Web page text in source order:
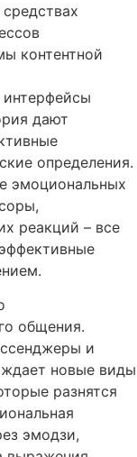
контентной
дают
определения.
эмоциональных
реакций – все
общения.
и
новые виды
разнятся
эмодзи,